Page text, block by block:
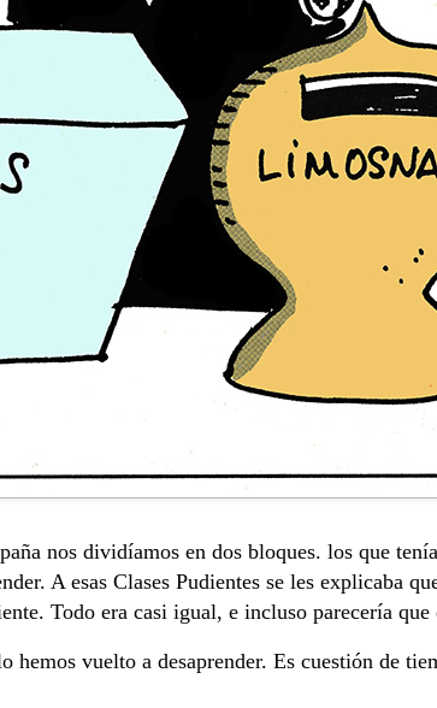
nos dividíamos en dos bloques. los que
A esas Clases Pudientes se les explicaba
Todo era casi igual, e incluso parecería que
vuelto a desaprender. Es cuestión de